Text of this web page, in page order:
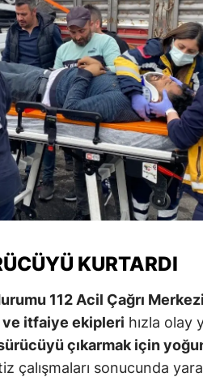
KURTARDI
112 Acil Çağrı
ve itfaiye ekipleri hızla olay
çıkarmak için
çalışmaları sonucunda